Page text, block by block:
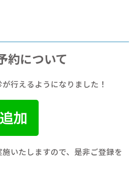
約について
行えるようになりました！
いたしますので、是非ご登録を